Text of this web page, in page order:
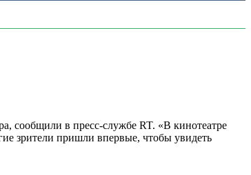
сообщили в пресс-службе RT. «В кинотеатре
зрители пришли впервые, чтобы увидеть